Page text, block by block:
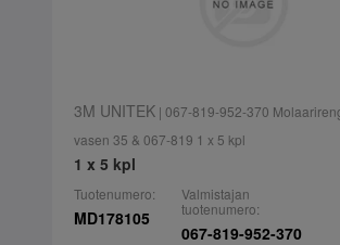
3M UNITEK| 067-819-952-370
vasen 35 & 067-819 1 x 5 kpl
1 x 5 kpl
Tuotenumero:
MD178105
Valmistajan
tuotenumero:
067-819-952-370